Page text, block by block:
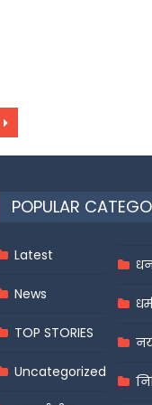
POPULAR
Latest
News
TOP STORIES
Uncategorized